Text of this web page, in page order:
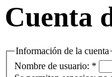
Cuenta
Información de la cuenta
Nombre de usuario: *